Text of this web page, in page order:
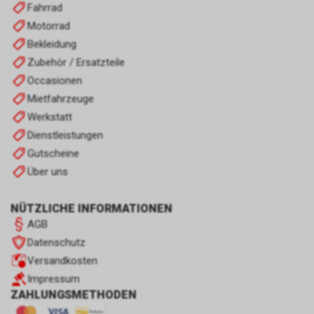
Fahrrad
Motorrad
Bekleidung
Zubehör / Ersatzteile
Occasionen
Mietfahrzeuge
Werkstatt
Dienstleistungen
Gutscheine
Über uns
NÜTZLICHE INFORMATIONEN
AGB
Datenschutz
Versandkosten
Impressum
ZAHLUNGSMETHODEN